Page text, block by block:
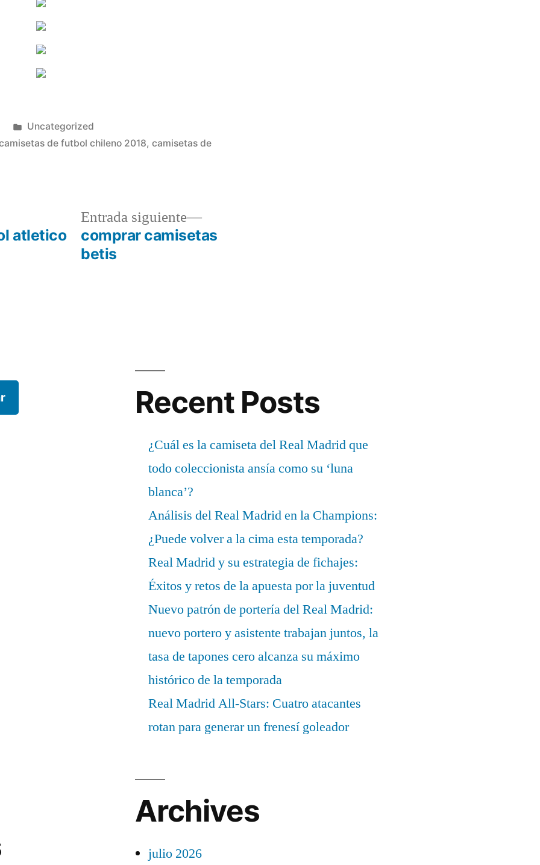
Publicado
en
Uncategorized
de futbol chileno 2018,camisetas de
atletico
Entrada siguiente
Entrada
siguiente:
comprar camisetas
betis
Recent Posts
¿Cuál es la camiseta del Real Madrid que
todo coleccionista ansía como su ‘luna
blanca’?
Análisis del Real Madrid en la Champions:
¿Puede volver a la cima esta temporada?
Real Madrid y su estrategia de fichajes:
Éxitos y retos de la apuesta por la juventud
Nuevo patrón de portería del Real Madrid:
nuevo portero y asistente trabajan juntos, la
tasa de tapones cero alcanza su máximo
histórico de la temporada
Real Madrid All-Stars: Cuatro atacantes
rotan para generar un frenesí goleador
Archives
julio 2026